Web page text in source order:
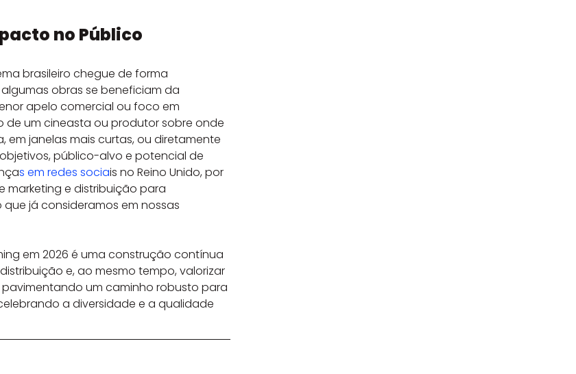
no Público
brasileiro chegue de forma
obras se beneficiam da
apelo comercial ou foco em
de um cineasta ou produtor sobre onde
em janelas mais curtas, ou diretamente
público-alvo e potencial de
s em redes sociais no Reino Unido, por
marketing e distribuição para
já consideramos em nossas
em 2026 é uma construção contínua
e, ao mesmo tempo, valorizar
um caminho robusto para
a diversidade e a qualidade